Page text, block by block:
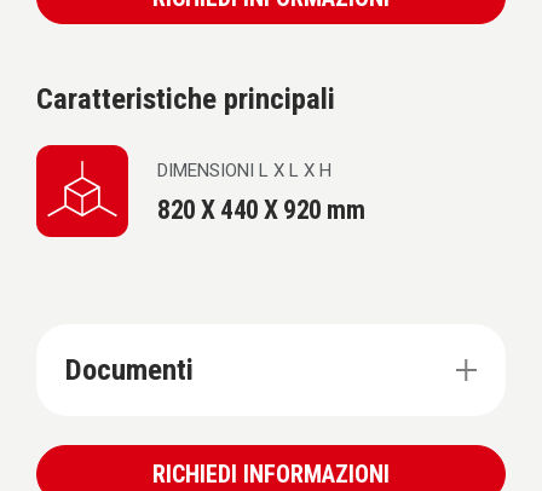
Caratteristiche principali
DIMENSIONI L X L X H
820 X 440 X 920 mm
Documenti
RICHIEDI INFORMAZIONI